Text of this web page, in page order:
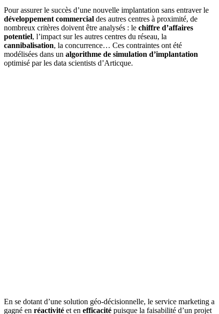
Pour assurer le succès d’une nouvelle implantation sans entraver le
développement commercial des autres centres à proximité, de
nombreux critères doivent être analysés : le chiffre d’affaires
potentiel, l’impact sur les autres centres du réseau, la
cannibalisation, la concurrence… Ces contraintes ont été
modélisées dans un algorithme de simulation d’implantation
optimisé par les data scientists d’Articque.
En se dotant d’une solution géo-décisionnelle, le service marketing a
gagné en réactivité et en efficacité puisque la faisabilité d’un projet